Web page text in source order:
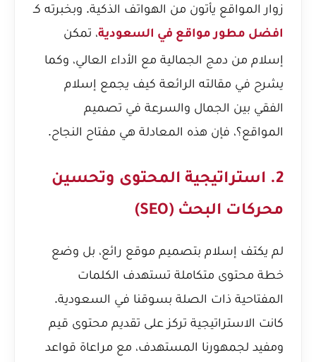
زوار المواقع يأتون من الهواتف الذكية. وبخبرته كـ
افضل مطور مواقع في السعودية، تمكن
إسلام من دمج الجمالية مع الأداء العالي، وكما
يشرح في مقالته الرائعة كيف يجمع إسلام
الفقي بين الجمال والسرعة في تصميم
المواقع؟، فإن هذه المعادلة هي مفتاح النجاح.
2. استراتيجية المحتوى وتحسين
محركات البحث (SEO)
لم يكتف إسلام بتصميم موقع رائع، بل وضع
خطة محتوى متكاملة تستهدف الكلمات
المفتاحية ذات الصلة بسوقنا في السعودية.
كانت الاستراتيجية تركز على تقديم محتوى قيم
ومفيد لجمهورنا المستهدف، مع مراعاة قواعد